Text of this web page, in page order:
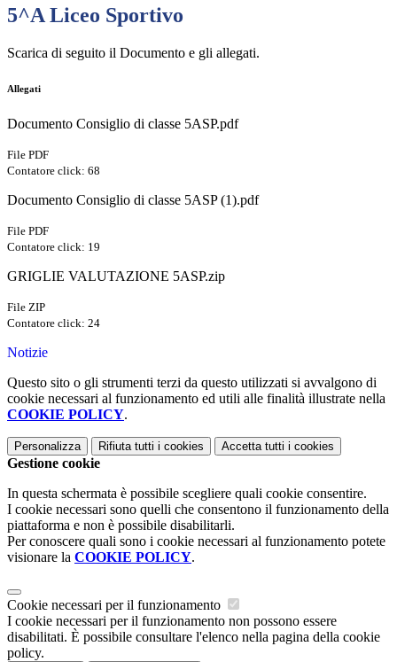
5^A Liceo Sportivo
Scarica di seguito il Documento e gli allegati.
Allegati
Documento Consiglio di classe 5ASP.pdf
File PDF
Contatore click: 68
Documento Consiglio di classe 5ASP (1).pdf
File PDF
Contatore click: 19
GRIGLIE VALUTAZIONE 5ASP.zip
File ZIP
Contatore click: 24
Notizie
Questo sito o gli strumenti terzi da questo utilizzati si avvalgono di
cookie necessari al funzionamento ed utili alle finalità illustrate nella
COOKIE POLICY.
Personalizza Rifiuta tutti i cookies Accetta tutti i cookies
Gestione cookie
In questa schermata è possibile scegliere quali cookie consentire.
I cookie necessari sono quelli che consentono il funzionamento della
piattaforma e non è possibile disabilitarli.
Per conoscere quali sono i cookie necessari al funzionamento potete
visionare la COOKIE POLICY.
Cookie necessari per il funzionamento
I cookie necessari per il funzionamento non possono essere
disabilitati. È possibile consultare l'elenco nella pagina della cookie
policy.